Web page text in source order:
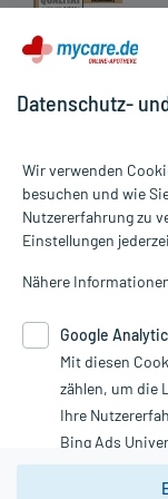
Alle Preise gelten
Informationen auf
die Untersuchung
Therapien
Google Analytics.
unserer
nutzen Sie das
Vertrag
Datenschutz-
Wir verwenden
besuchen und wie
Nutzererfahrung zu
Einstellungen
Nähere
Google
Mit diesen
zählen, um die
Ihre
Bing Ads
Youtube-Social